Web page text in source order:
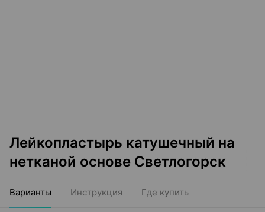
Лейкопластырь катушечный на
нетканой основе Светлогорск
Варианты Инструкция Где купить